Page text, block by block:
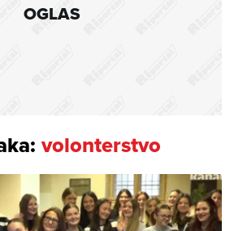
OGLAS
volonterstvo